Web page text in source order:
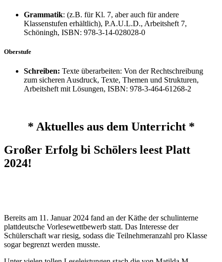
Grammatik: (z.B. für Kl. 7, aber auch für andere
Klassenstufen erhältlich), P.A.U.L.D., Arbeitsheft 7,
Schöningh, ISBN: 978-3-14-028028-0
Oberstufe
Schreiben: Texte überarbeiten: Von der Rechtschreibung
zum sicheren Ausdruck, Texte, Themen und Strukturen,
Arbeitsheft mit Lösungen, ISBN: 978-3-464-61268-2
* Aktuelles aus dem Unterricht *
Großer Erfolg bi Schölers leest Platt
2024!
Bereits am 11. Januar 2024 fand an der Käthe der schulinterne
plattdeutsche Vorlesewettbewerb statt. Das Interesse der
Schülerschaft war riesig, sodass die Teilnehmeranzahl pro Klasse
sogar begrenzt werden musste.